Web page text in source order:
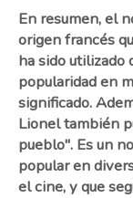
En resumen, el
origen francés
ha sido utilizado
popularidad en
significado.
Lionel también
pueblo". Es un
popular en
el cine, y que